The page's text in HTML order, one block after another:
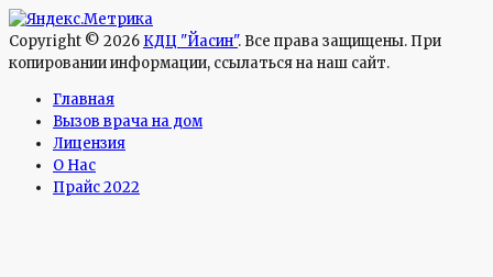
Copyright © 2026 КДЦ "Йасин". Все права защищены. При
копировании информации, ссылаться на наш сайт.
Главная
Вызов врача на дом
Лицензия
О Нас
Прайс 2022